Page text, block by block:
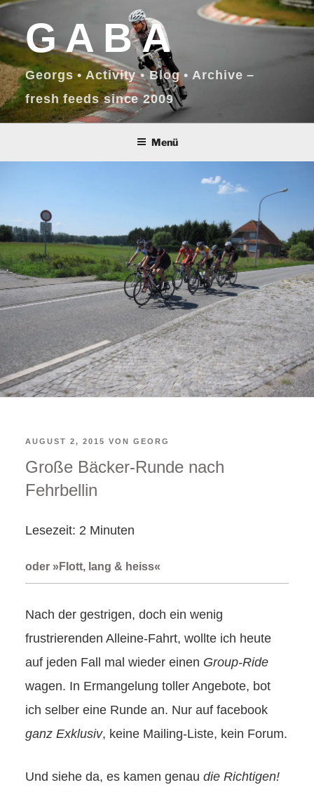
Zum
Inhalt
springenGABA
Georgs • Activity • Blog • Archive –
fresh feeds since 2009
Menü
VERÖFFENTLICHT
AM
AUGUST 2, 2015 VON GEORG
Große Bäcker-Runde nach
Fehrbellin
Lesezeit: 2 Minuten
oder »Flott, lang & heiss«
Nach der gestrigen, doch ein wenig
frustrierenden Alleine-Fahrt, wollte ich heute
auf jeden Fall mal wieder einen Group-Ride
wagen. In Ermangelung toller Angebote, bot
ich selber eine Runde an. Nur auf facebook
ganz Exklusiv, keine Mailing-Liste, kein Forum.
Und siehe da, es kamen genau die Richtigen!